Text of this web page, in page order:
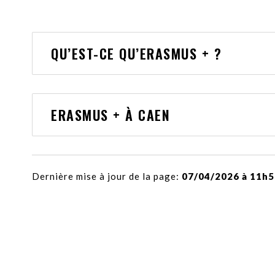
QU’EST-CE QU’ERASMUS + ?
ERASMUS + À CAEN
Dernière mise à jour de la page: 07/04/2026 à